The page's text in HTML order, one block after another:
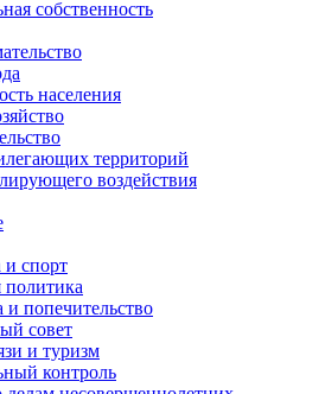
собственность
населения
территорий
воздействия
и спорт
и попечительство
совет
и туризм
контроль